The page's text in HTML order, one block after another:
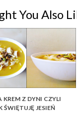
You Also
krem z dyni czyli
świętuję jesień